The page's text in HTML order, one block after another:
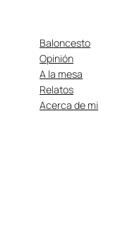
Baloncesto
Opinión
A la mesa
Relatos
Acerca de mi